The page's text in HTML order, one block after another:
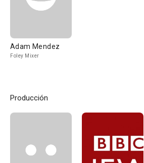
Adam Mendez
Foley Mixer
Producción